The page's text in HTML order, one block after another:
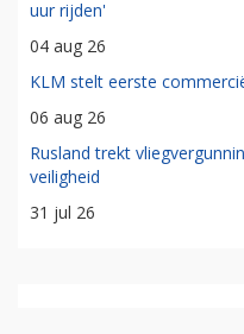
uur rijden'
04 aug 26
KLM stelt eerste
06 aug 26
Rusland trekt
veiligheid
31 jul 26